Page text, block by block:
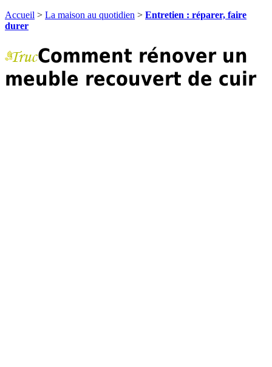
Accueil > La maison au quotidien > Entretien : réparer, faire
durer
Comment rénover un
meuble recouvert de cuir